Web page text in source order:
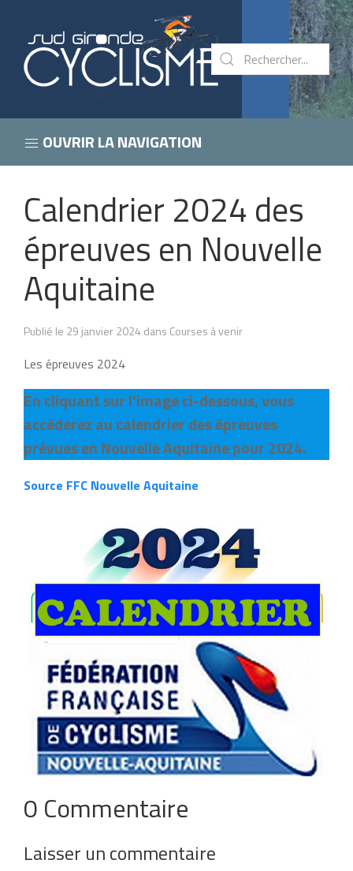
OUVRIR LA NAVIGATION
Calendrier 2024 des
épreuves en Nouvelle
Aquitaine
Publié le 29 janvier 2024 dans Courses à venir
Les épreuves 2024
En cliquant sur l’image ci-dessous, vous
accèderez au calendrier des épreuves
prévues en Nouvelle Aquitaine pour 2024.
Source FFC Nouvelle Aquitaine
0 Commentaire
Laisser un commentaire